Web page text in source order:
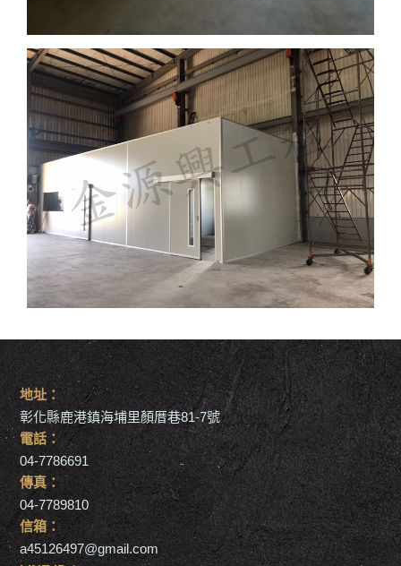
地址：
彰化縣鹿港鎮海埔里顏厝巷81-7號
電話：
04-7786691
傳真：
04-7789810
信箱：
a45126497@gmail.com